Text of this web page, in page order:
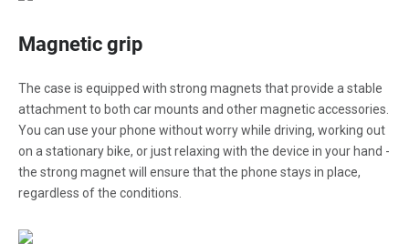
Magnetic grip
The case is equipped with strong magnets that provide a stable
attachment to both car mounts and other magnetic accessories.
You can use your phone without worry while driving, working out
on a stationary bike, or just relaxing with the device in your hand -
the strong magnet will ensure that the phone stays in place,
regardless of the conditions.